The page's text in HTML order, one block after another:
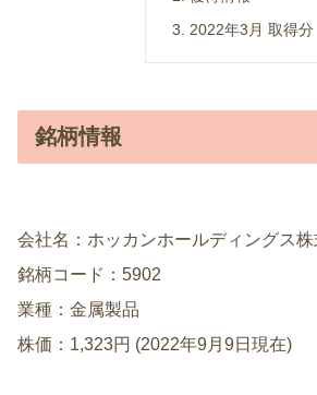
2022年3月 取得分
銘柄情報
会社名：ホッカンホールディングス株
銘柄コード：5902
業種：金属製品
株価：1,323円 (2022年9月9日現在)